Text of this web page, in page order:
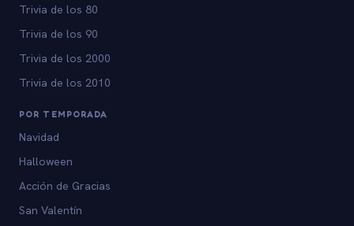
Trivia de los 80
Trivia de los 90
Trivia de los 2000
Trivia de los 2010
POR TEMPORADA
Navidad
Halloween
Acción de Gracias
San Valentín